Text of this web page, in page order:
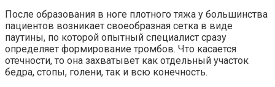
После образования в ноге плотного тяжа у большинства
пациентов возникает своеобразная сетка в виде
паутины, по которой опытный специалист сразу
определяет формирование тромбов. Что касается
отечности, то она захватывет как отдельный участок
бедра, стопы, голени, так и всю конечность.